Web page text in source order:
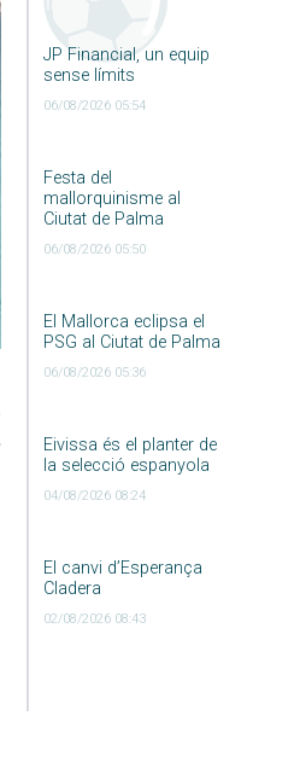
JP Financial, un equip
sense límits
06/08/2026 05:54
Festa del
mallorquinisme al
Ciutat de Palma
06/08/2026 05:50
El Mallorca eclipsa el
PSG al Ciutat de Palma
06/08/2026 05:36
Eivissa és el planter de
la selecció espanyola
04/08/2026 08:24
El canvi d’Esperança
Cladera
02/08/2026 08:43